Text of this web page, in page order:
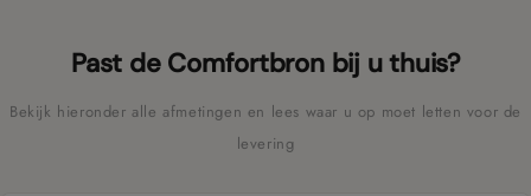
Past de Comfortbron bij u thuis?
Bekijk hieronder alle afmetingen en lees waar u op moet letten voor de
levering